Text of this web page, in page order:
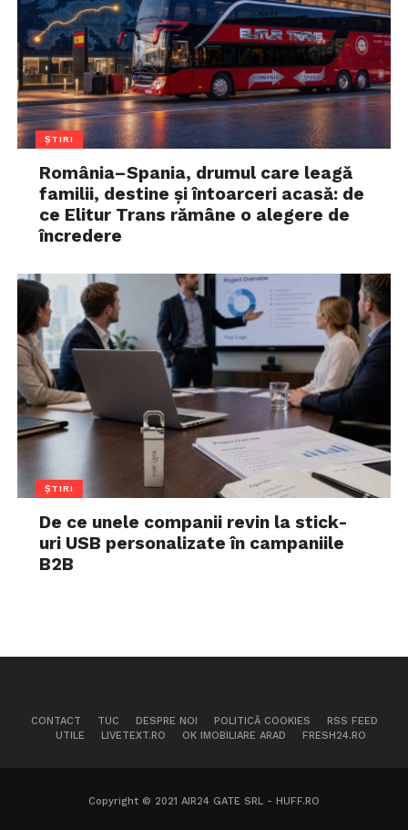
ȘTIRI
România–Spania, drumul care leagă
familii, destine și întoarceri acasă: de
ce Elitur Trans rămâne o alegere de
încredere
ȘTIRI
De ce unele companii revin la stick-
uri USB personalizate în campaniile
B2B
CONTACT TUC DESPRE NOI POLITICĂ COOKIES
RSS FEED
UTILE
LIVETEXT.RO OK IMOBILIARE ARAD FRESH24.RO
Copyright © 2021 AIR24 GATE SRL - HUFF.RO